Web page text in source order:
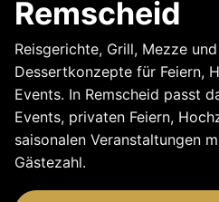
Remscheid
Reisgerichte, Grill, Mezze
Dessertkonzepte für Feiern,
Events. In Remscheid passt
Events, privaten Feiern,
saisonalen Veranstaltungen
Gästezahl.